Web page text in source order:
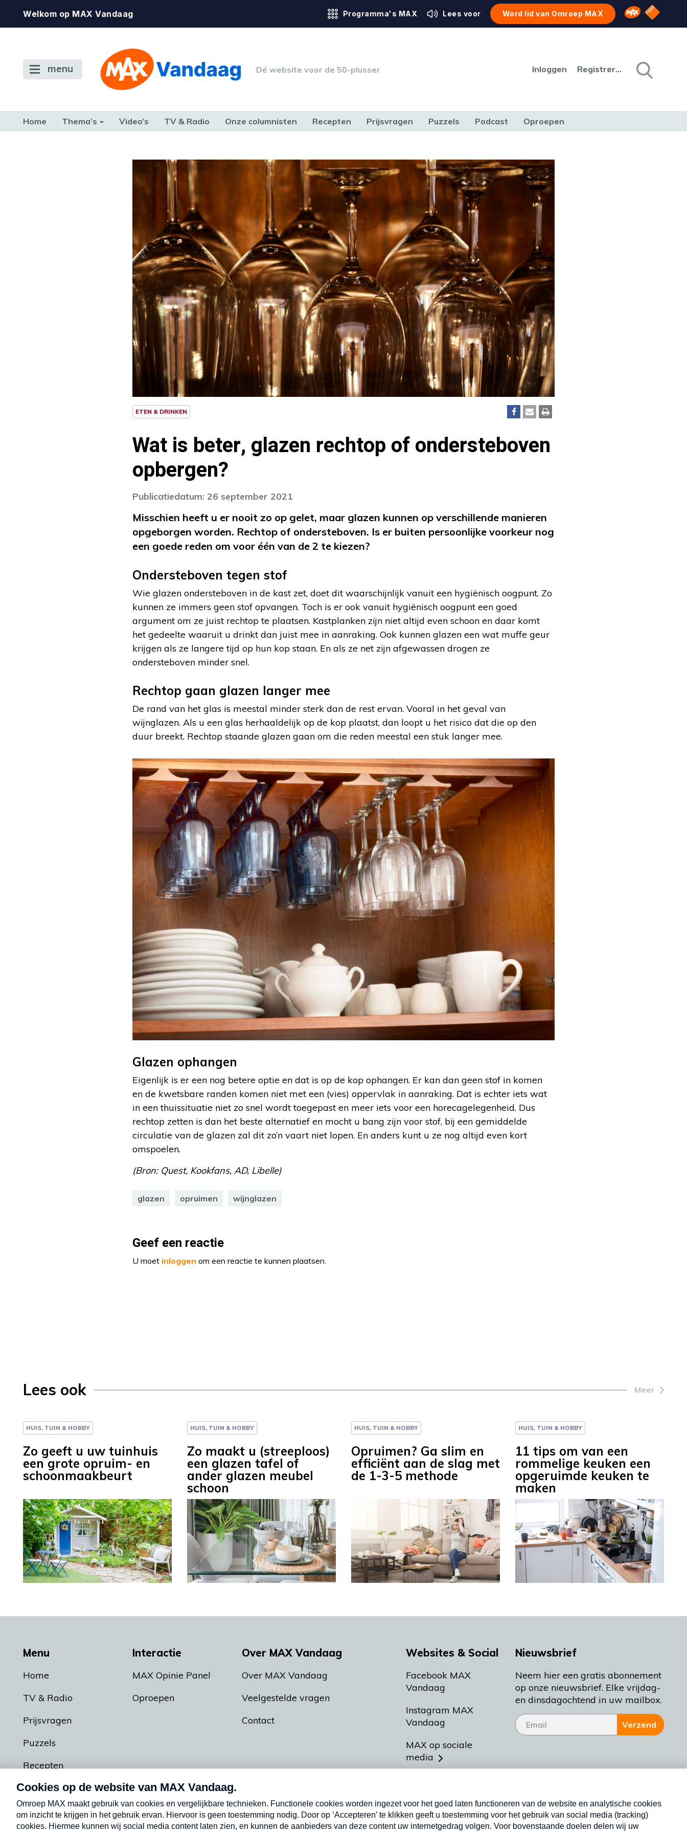
Welkom op MAX Vandaag Programma's MAX Lees voor Word lid van Omroep MAX Omroep MAX
NPO
menu Dé website voor de 50-plusser Inloggen Registreren
Home Thema’s Video’s TV & Radio Onze columnisten Recepten Prijsvragen Puzzels Podcast Oproepen
ETEN & DRINKEN
Wat is beter, glazen rechtop of ondersteboven
opbergen?
Publicatiedatum: 26 september 2021
Misschien heeft u er nooit zo op gelet, maar glazen kunnen op verschillende manieren
opgeborgen worden. Rechtop of ondersteboven. Is er buiten persoonlijke voorkeur nog
een goede reden om voor één van de 2 te kiezen?
Ondersteboven tegen stof
Wie glazen ondersteboven in de kast zet, doet dit waarschijnlijk vanuit een hygiënisch oogpunt. Zo
kunnen ze immers geen stof opvangen. Toch is er ook vanuit hygiënisch oogpunt een goed
argument om ze juist rechtop te plaatsen. Kastplanken zijn niet altijd even schoon en daar komt
het gedeelte waaruit u drinkt dan juist mee in aanraking. Ook kunnen glazen een wat muffe geur
krijgen als ze langere tijd op hun kop staan. En als ze net zijn afgewassen drogen ze
ondersteboven minder snel.
Rechtop gaan glazen langer mee
De rand van het glas is meestal minder sterk dan de rest ervan. Vooral in het geval van
wijnglazen. Als u een glas herhaaldelijk op de kop plaatst, dan loopt u het risico dat die op den
duur breekt. Rechtop staande glazen gaan om die reden meestal een stuk langer mee.
Glazen ophangen
Eigenlijk is er een nog betere optie en dat is op de kop ophangen. Er kan dan geen stof in komen
en de kwetsbare randen komen niet met een (vies) oppervlak in aanraking. Dat is echter iets wat
in een thuissituatie niet zo snel wordt toegepast en meer iets voor een horecagelegenheid. Dus
rechtop zetten is dan het beste alternatief en mocht u bang zijn voor stof, bij een gemiddelde
circulatie van de glazen zal dit zo’n vaart niet lopen. En anders kunt u ze nog altijd even kort
omspoelen.
(Bron: Quest, Kookfans, AD, Libelle)
glazen opruimen wijnglazen
Geef een reactie
U moet inloggen om een reactie te kunnen plaatsen.
Lees ook Meer
HUIS, TUIN & HOBBY
Zo geeft u uw tuinhuis
een grote opruim- en
schoonmaakbeurt
HUIS, TUIN & HOBBY
Zo maakt u (streeploos)
een glazen tafel of
ander glazen meubel
schoon
HUIS, TUIN & HOBBY
Opruimen? Ga slim en
efficiënt aan de slag met
de 1-3-5 methode
HUIS, TUIN & HOBBY
11 tips om van een
rommelige keuken een
opgeruimde keuken te
maken
Menu
Home
TV & Radio
Prijsvragen
Puzzels
Recepten
Podcasts
Interactie
MAX Opinie Panel
Oproepen
Over MAX Vandaag
Over MAX Vandaag
Veelgestelde vragen
Contact
Websites & Social
Facebook MAX
Vandaag
Instagram MAX
Vandaag
MAX op sociale
media
Meldpunt Actueel
Heel Holland Bakt
Nieuwsbrief
Neem hier een gratis abonnement
op onze nieuwsbrief. Elke vrijdag-
en dinsdagochtend in uw mailbox.
Verzend
Nieuwsbrief